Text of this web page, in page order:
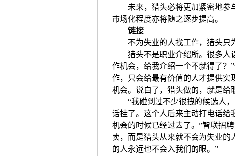
未来，猎头必将更加紧密地参
市场化程度亦将随之逐步提高。
链接
不为失业的人找工作，猎头只
猎头不是职业介绍所。很多人误
作机会，给我介绍一个不就得了？
作，只会给最有价值的人才提供实
机会。说白了，猎头做的，就是给
“我碰到过不少很拽的候选人，
话挂了。这个人后来主动打电话给
机会的时候已经过去了。”智联招
卖，而是猎头从来就不会为失业的
的人永远也不会入我们的眼。”